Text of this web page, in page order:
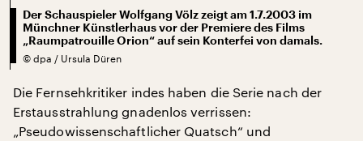
Der Schauspieler Wolfgang Völz zeigt am 1.7.2003 im
Münchner Künstlerhaus vor der Premiere des Films
„Raumpatrouille Orion“ auf sein Konterfei von damals.
© dpa / Ursula Düren
Die Fernsehkritiker indes haben die Serie nach der
Erstausstrahlung gnadenlos verrissen:
„Pseudowissenschaftlicher Quatsch“ und